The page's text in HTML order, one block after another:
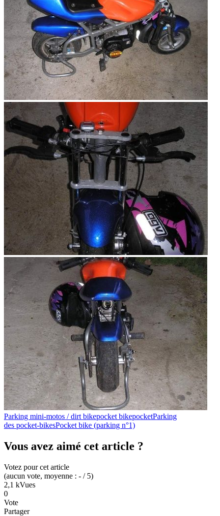
Parking mini-motos / dirt bikepocket bikepocketParking
des pocket-bikesPocket bike (parking n°1)
Vous avez aimé cet article ?
Votez pour cet article
(aucun vote, moyenne : - / 5)
2,1 kVues
0
Vote
Partager